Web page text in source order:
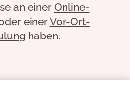
an einer Online-
einerVor-Ort-
haben.